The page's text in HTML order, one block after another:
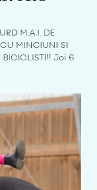
M.A.I. DE
CU MINCIUNI SI
BICICLISTI!! Joi 6